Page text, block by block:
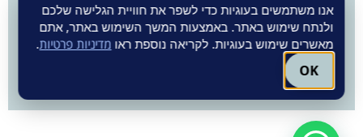
אנו משתמשים בעוגיות כדי לשפר את חוויית הגלישה שלכם
ולנתח שימוש באתר. באמצעות המשך השימוש באתר, אתם
מאשרים שימוש בעוגיות. לקריאה נוספת ראו מדיניות פרטיות.
OK